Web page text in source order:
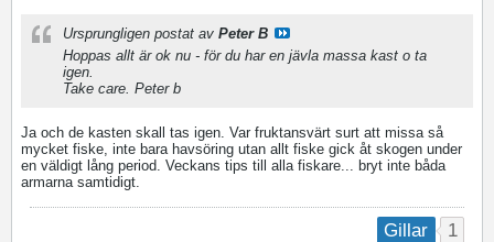
Ursprungligen postat av Peter B
Hoppas allt är ok nu - för du har en jävla massa kast o ta
igen.
Take care. Peter b
Ja och de kasten skall tas igen. Var fruktansvärt surt att missa så
mycket fiske, inte bara havsöring utan allt fiske gick åt skogen under
en väldigt lång period. Veckans tips till alla fiskare... bryt inte båda
armarna samtidigt.
Gillar 1